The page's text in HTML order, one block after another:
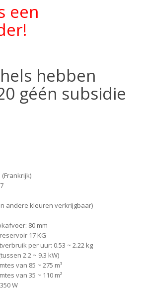
een
hebben
géén subsidie
andere kleuren verkrijgbaar)
80 mm
17 KG
per uur: 0.53 ~ 2.22 kg
2.2 ~ 9.3 kW)
van 85 ~ 275 m³
van 35 ~ 110 m²
W